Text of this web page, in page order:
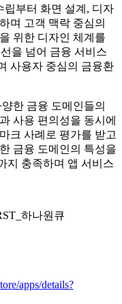
부터 화면 설계, 디자
며 고객 맥락 중심의
위한 디자인 체계를
을 넘어 금융 서비스
사용자 중심의 금융환
한 금융 도메인들의
사용 편의성을 동시에
크 사례로 평가를 받고
금융 도메인의 특성을
지 충족하며 앱 서비스
하나원큐
apps/details?